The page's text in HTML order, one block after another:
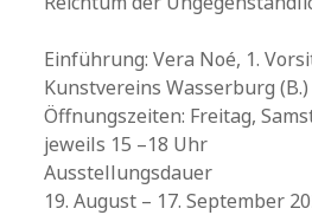
Einführung: Vera Noé, 1.
Kunstvereins Wasserburg (B.)
Öffnungszeiten: Freitag,
jeweils 15 –18 Uhr
Ausstellungsdauer
19. August – 17. September